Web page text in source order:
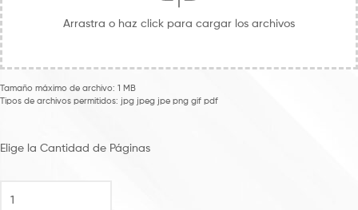
Arrastra o haz click para cargar los archivos
Tamaño máximo de archivo: 1 MB
Tipos de archivos permitidos: jpg jpeg jpe png gif pdf
Elige la Cantidad de Páginas